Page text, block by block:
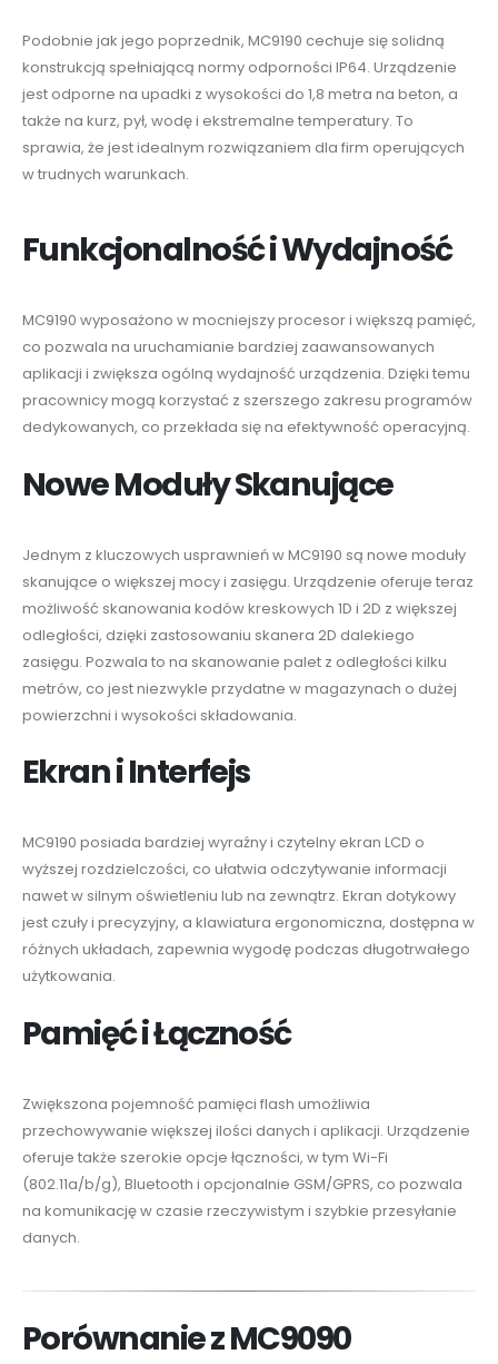
Podobnie jak jego poprzednik, MC9190 cechuje się solidną
konstrukcją spełniającą normy odporności IP64. Urządzenie
jest odporne na upadki z wysokości do 1,8 metra na beton, a
także na kurz, pył, wodę i ekstremalne temperatury. To
sprawia, że jest idealnym rozwiązaniem dla firm operujących
w trudnych warunkach.
Funkcjonalność i Wydajność
MC9190 wyposażono w mocniejszy procesor i większą pamięć,
co pozwala na uruchamianie bardziej zaawansowanych
aplikacji i zwiększa ogólną wydajność urządzenia. Dzięki temu
pracownicy mogą korzystać z szerszego zakresu programów
dedykowanych, co przekłada się na efektywność operacyjną.
Nowe Moduły Skanujące
Jednym z kluczowych usprawnień w MC9190 są nowe moduły
skanujące o większej mocy i zasięgu. Urządzenie oferuje teraz
możliwość skanowania kodów kreskowych 1D i 2D z większej
odległości, dzięki zastosowaniu skanera 2D dalekiego
zasięgu. Pozwala to na skanowanie palet z odległości kilku
metrów, co jest niezwykle przydatne w magazynach o dużej
powierzchni i wysokości składowania.
Ekran i Interfejs
MC9190 posiada bardziej wyraźny i czytelny ekran LCD o
wyższej rozdzielczości, co ułatwia odczytywanie informacji
nawet w silnym oświetleniu lub na zewnątrz. Ekran dotykowy
jest czuły i precyzyjny, a klawiatura ergonomiczna, dostępna w
różnych układach, zapewnia wygodę podczas długotrwałego
użytkowania.
Pamięć i Łączność
Zwiększona pojemność pamięci flash umożliwia
przechowywanie większej ilości danych i aplikacji. Urządzenie
oferuje także szerokie opcje łączności, w tym Wi-Fi
(802.11a/b/g), Bluetooth i opcjonalnie GSM/GPRS, co pozwala
na komunikację w czasie rzeczywistym i szybkie przesyłanie
danych.
Porównanie z MC9090